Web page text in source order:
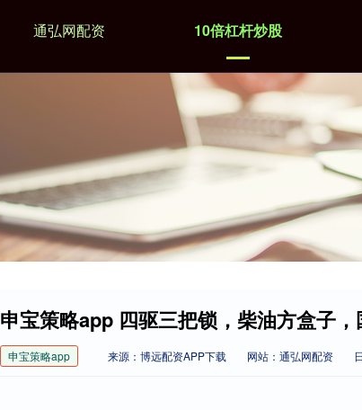
通弘网配资 10倍杠杆炒股
申宝策略app 四驱三把锁，柴油方盒子
申宝策略app 来源：博远配资APP下载 网站：通弘网配资